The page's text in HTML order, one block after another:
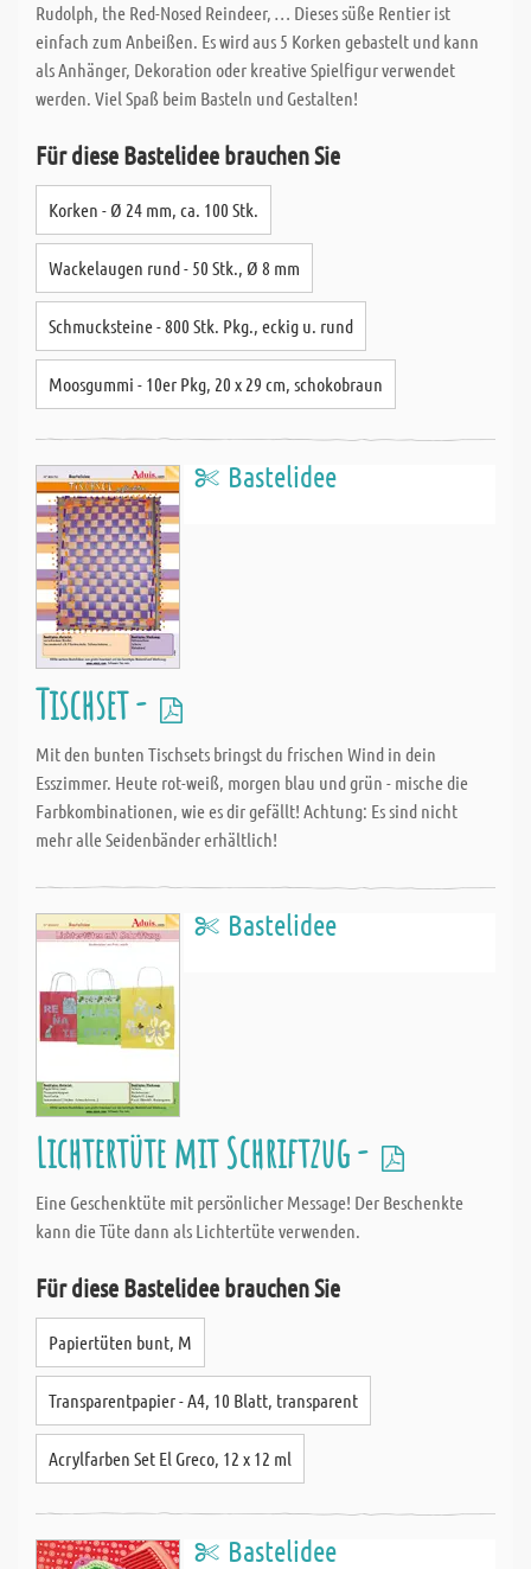
Rudolph, the Red-Nosed Reindeer, … Dieses süße Rentier ist
einfach zum Anbeißen. Es wird aus 5 Korken gebastelt und kann
als Anhänger, Dekoration oder kreative Spielfigur verwendet
werden. Viel Spaß beim Basteln und Gestalten!
Für diese Bastelidee brauchen Sie
Korken - Ø 24 mm, ca. 100 Stk.
Wackelaugen rund - 50 Stk., Ø 8 mm
Schmucksteine - 800 Stk. Pkg., eckig u. rund
Moosgummi - 10er Pkg, 20 x 29 cm, schokobraun
Bastelidee
Tischset -
Mit den bunten Tischsets bringst du frischen Wind in dein
Esszimmer. Heute rot-weiß, morgen blau und grün - mische die
Farbkombinationen, wie es dir gefällt! Achtung: Es sind nicht
mehr alle Seidenbänder erhältlich!
Bastelidee
Lichtertüte mit Schriftzug -
Eine Geschenktüte mit persönlicher Message! Der Beschenkte
kann die Tüte dann als Lichtertüte verwenden.
Für diese Bastelidee brauchen Sie
Papiertüten bunt, M
Transparentpapier - A4, 10 Blatt, transparent
Acrylfarben Set El Greco, 12 x 12 ml
Bastelidee